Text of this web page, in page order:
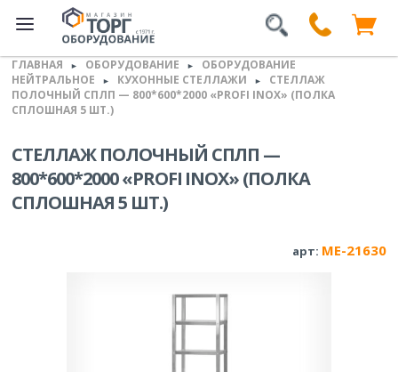
ГЛАВНАЯ ► ОБОРУДОВАНИЕ ►
ОБОРУДОВАНИЕ
НЕЙТРАЛЬНОЕ
► КУХОННЫЕ СТЕЛЛАЖИ ►
СТЕЛЛАЖ
ПОЛОЧНЫЙ СПЛП — 800*600*2000 «PROFI INOX» (ПОЛКА
СПЛОШНАЯ 5 ШТ.)
СТЕЛЛАЖ ПОЛОЧНЫЙ СПЛП —
800*600*2000 «PROFI INOX» (ПОЛКА
СПЛОШНАЯ 5 ШТ.)
арт: ME-21630